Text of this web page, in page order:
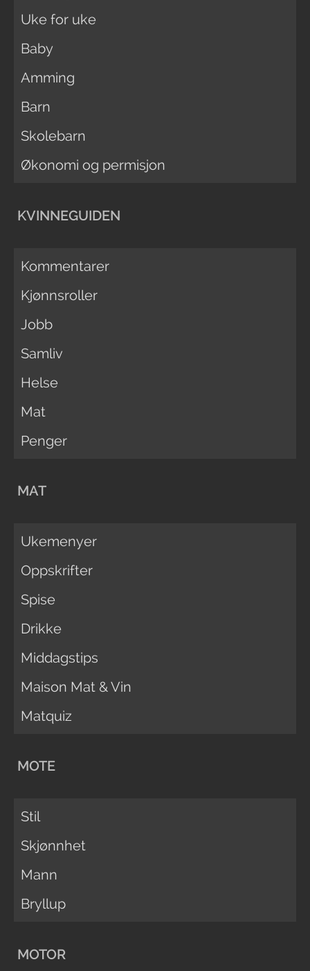
Uke for uke
Baby
Amming
Barn
Skolebarn
Økonomi og permisjon
KVINNEGUIDEN
Kommentarer
Kjønnsroller
Jobb
Samliv
Helse
Mat
Penger
MAT
Ukemenyer
Oppskrifter
Spise
Drikke
Middagstips
Maison Mat & Vin
Matquiz
MOTE
Stil
Skjønnhet
Mann
Bryllup
MOTOR